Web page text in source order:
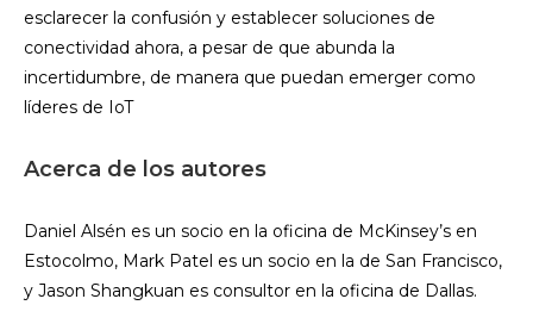
esclarecer la confusión y establecer soluciones de
conectividad ahora, a pesar de que abunda la
incertidumbre, de manera que puedan emerger como
líderes de IoT
Acerca de los autores
Daniel Alsén es un socio en la oficina de McKinsey’s en
Estocolmo, Mark Patel es un socio en la de San Francisco,
y Jason Shangkuan es consultor en la oficina de Dallas.